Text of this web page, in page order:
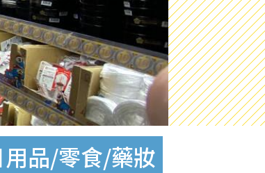
品/零食/藥妝